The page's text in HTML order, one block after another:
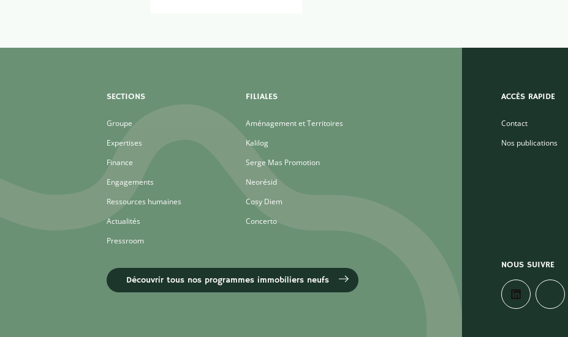
SECTIONS
Groupe
Expertises
Finance
Engagements
Ressources humaines
Actualités
Pressroom
FILIALES
Aménagement et Territoires
Kalilog
Serge Mas Promotion
Neorésid
Cosy Diem
Concerto
Découvrir tous nos programmes immobiliers neufs
ACCÈS RAPIDE
Contact
Nos publications
NOUS SUIVRE